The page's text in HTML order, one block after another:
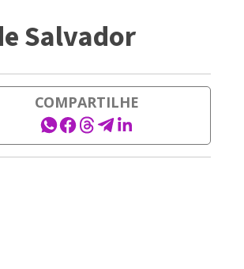
Salvador
COMPARTILHE